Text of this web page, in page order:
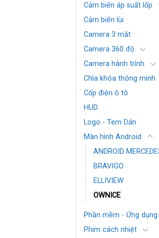
Cảm biến áp suất lốp
Cảm biến lùi
Camera 3 mắt
Camera 360 độ
Camera hành trình
Chìa khóa thông minh
Cốp điện ô tô
HUD
Logo - Tem Dán
Màn hình Android
ANDROID
BRAVIGO
ELLIVIEW
OWNICE
Phần mềm - Ứng dụng
Phim cách nhiệt